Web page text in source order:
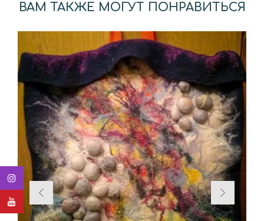
ВАМ ТАКЖЕ МОГУТ ПОНРАВИТЬСЯ